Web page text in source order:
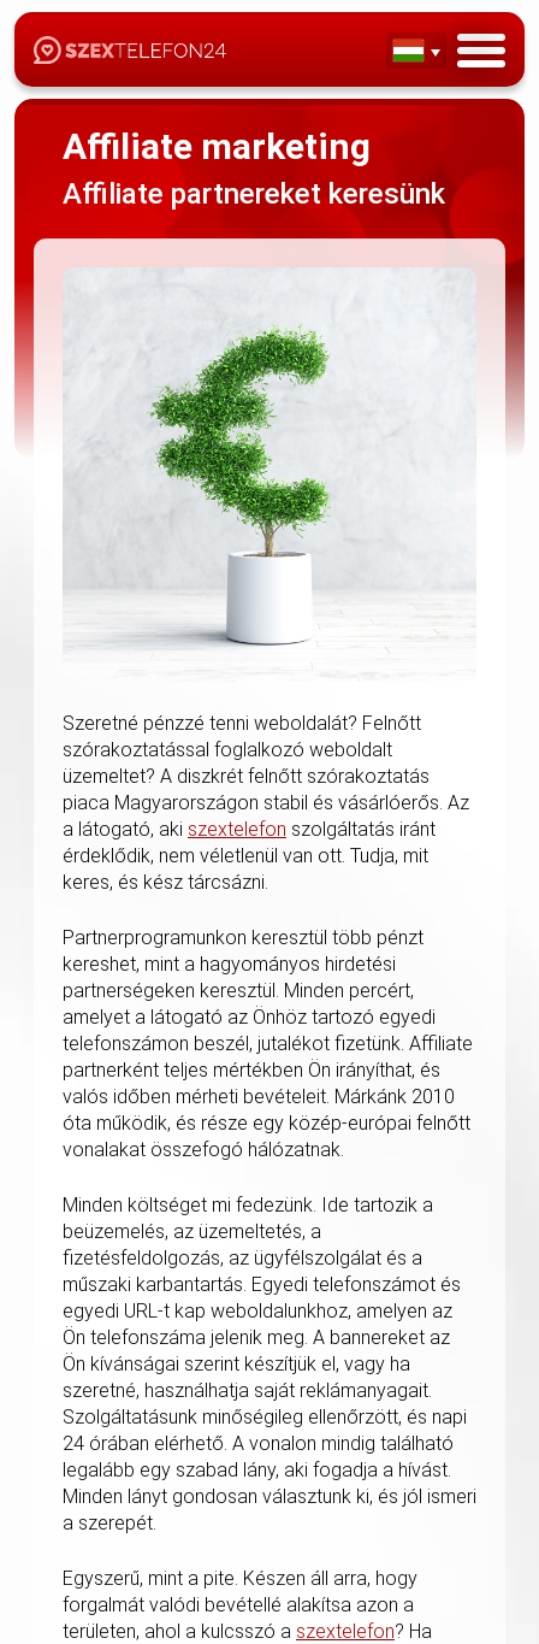
Affiliate marketing
Affiliate partnereket keresünk
Szeretné pénzzé tenni weboldalát? Felnőtt
szórakoztatással foglalkozó weboldalt
üzemeltet? A diszkrét felnőtt szórakoztatás
piaca Magyarországon stabil és vásárlóerős. Az
a látogató, aki szextelefon szolgáltatás iránt
érdeklődik, nem véletlenül van ott. Tudja, mit
keres, és kész tárcsázni.
Partnerprogramunkon keresztül több pénzt
kereshet, mint a hagyományos hirdetési
partnerségeken keresztül. Minden percért,
amelyet a látogató az Önhöz tartozó egyedi
telefonszámon beszél, jutalékot fizetünk. Affiliate
partnerként teljes mértékben Ön irányíthat, és
valós időben mérheti bevételeit. Márkánk 2010
óta működik, és része egy közép-európai felnőtt
vonalakat összefogó hálózatnak.
Minden költséget mi fedezünk. Ide tartozik a
beüzemelés, az üzemeltetés, a
fizetésfeldolgozás, az ügyfélszolgálat és a
műszaki karbantartás. Egyedi telefonszámot és
egyedi URL-t kap weboldalunkhoz, amelyen az
Ön telefonszáma jelenik meg. A bannereket az
Ön kívánságai szerint készítjük el, vagy ha
szeretné, használhatja saját reklámanyagait.
Szolgáltatásunk minőségileg ellenőrzött, és napi
24 órában elérhető. A vonalon mindig található
legalább egy szabad lány, aki fogadja a hívást.
Minden lányt gondosan választunk ki, és jól ismeri
a szerepét.
Egyszerű, mint a pite. Készen áll arra, hogy
forgalmát valódi bevétellé alakítsa azon a
területen, ahol a kulcsszó a szextelefon? Ha